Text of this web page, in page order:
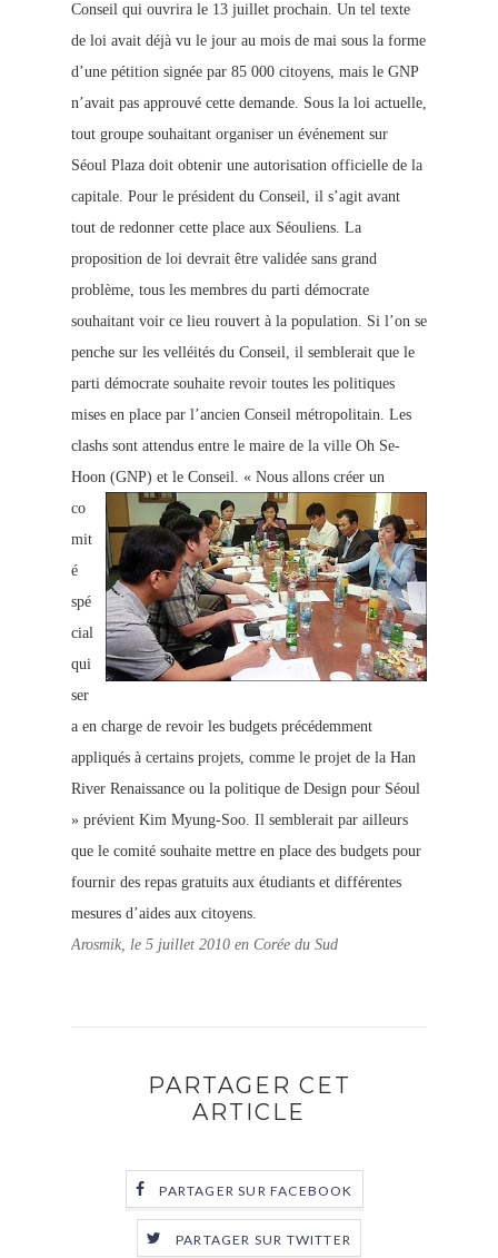
Conseil qui ouvrira le 13 juillet prochain. Un tel texte
de loi avait déjà vu le jour au mois de mai sous la forme
d’une pétition signée par 85 000 citoyens, mais le GNP
n’avait pas approuvé cette demande. Sous la loi actuelle,
tout groupe souhaitant organiser un événement sur
Séoul Plaza doit obtenir une autorisation officielle de la
capitale. Pour le président du Conseil, il s’agit avant
tout de redonner cette place aux Séouliens. La
proposition de loi devrait être validée sans grand
problème, tous les membres du parti démocrate
souhaitant voir ce lieu rouvert à la population. Si l’on se
penche sur les velléités du Conseil, il semblerait que le
parti démocrate souhaite revoir toutes les politiques
mises en place par l’ancien Conseil métropolitain. Les
clashs sont attendus entre le maire de la ville Oh Se-
Hoon (GNP) et le Conseil. « Nous allons créer un
co
mit
é
spé
cial
qui
ser
a en charge de revoir les budgets précédemment
appliqués à certains projets, comme le projet de la Han
River Renaissance ou la politique de Design pour Séoul
» prévient Kim Myung-Soo. Il semblerait par ailleurs
que le comité souhaite mettre en place des budgets pour
fournir des repas gratuits aux étudiants et différentes
mesures d’aides aux citoyens.
Arosmik, le 5 juillet 2010 en Corée du Sud
PARTAGER CET
ARTICLE
PARTAGER SUR FACEBOOK
PARTAGER SUR TWITTER